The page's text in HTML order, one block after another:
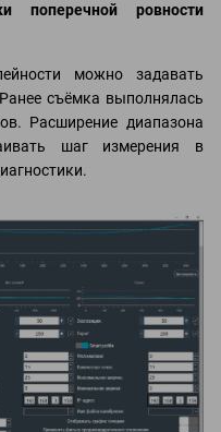
ровности
можно задавать
съёмка выполнялась
Расширение диапазона
шаг измерения в